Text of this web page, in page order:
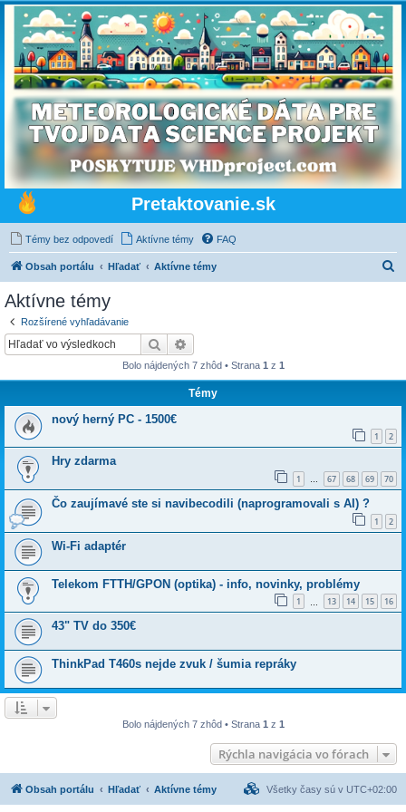
Pretaktovanie.sk
Témy bez odpovedí Aktívne témy FAQ
Obsah portálu Hľadať Aktívne témy
Aktívne témy
Rozšírené vyhľadávanie
Hľadať
Bolo nájdených 7 zhôd • Strana 1 z 1
Témy
nový herný PC - 1500€
1 2
Hry zdarma
1 … 67 68 69 70
Čo zaujímavé ste si navibecodili (naprogramovali s AI) ?
1 2
Wi-Fi adaptér
Telekom FTTH/GPON (optika) - info, novinky, problémy
1 13 14 15 16
43" TV do 350€
ThinkPad T460s nejde zvuk / šumia repráky
Bolo nájdených 7 zhôd • Strana 1 z 1
Rýchla navigácia vo fórach
Obsah portálu Hľadať Aktívne témy Všetky časy sú v UTC+02:00